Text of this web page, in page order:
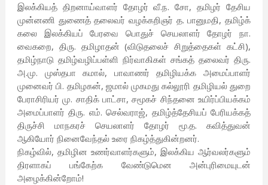
இலக்கியத் திறனாய்வாளர் தோழர் வீ.ந. சோ, தமிழர் தேசிய
முன்னணி துணைத் தலைவர் வழக்கறிஞர் த. பானுமதி, தமிழ்க்
கலை இலக்கியப் பேரவை பொதுச் செயலாளர் தோழர் நா.
வைகறை, திரு. தமிழாதன் (விடுதலைச் சிறுத்தைகள் கட்சி),
தமிழ்நாடு தமிழ்வழிப்பள்ளி நிர்வாகிகள் சங்கத் தலைவர் திரு.
அ.மு. முஸ்தபா கமால், பாவாணர் தமிழியக்க அமைப்பாளர்
முனைவர் பி. தமிழகன், ஜமால் முகமது கல்லூரி தமிழியல் துறை
பேராசிரியர் மு. சாதிக் பாட்சா, சமூகச் சிந்தனை உயிர்ப்பியக்கம்
அமைப்பாளர் திரு. எம். செல்வராஜ், தமிழ்த்தேசியப் பேரியக்கத்
திருச்சி மாநகரச் செயலாளர் தோழர் மூ.த. கவித்துவன்
ஆகியோர் நினைவேந்தல் உரை நிகழ்த்துகின்றனர்.
நிகழ்வில், தமிழின உணர்வாளர்களும், இலக்கிய ஆர்வலர்களும்
திரளாகப் பங்கேற்க வேண்டுமென அன்புரிமையுடன்
அழைக்கின்றோம்!